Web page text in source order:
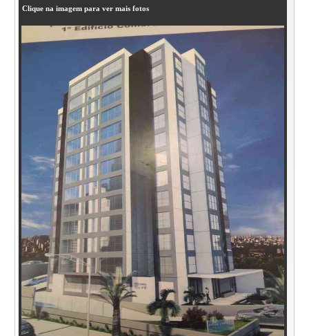
Clique na imagem para ver mais fotos